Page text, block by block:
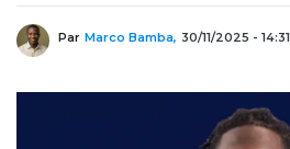
Par Marco Bamba, 30/11/2025 - 14:31